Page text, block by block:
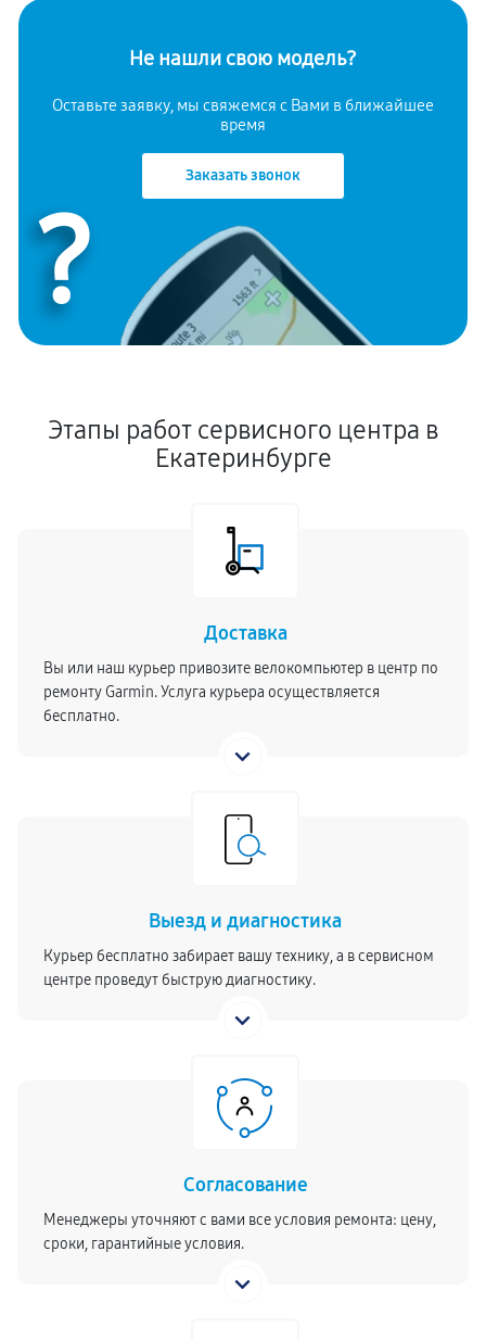
Не нашли свою модель?
Оставьте заявку, мы свяжемся с Вами в ближайшее
время
Заказать звонок
?
Этапы работ сервисного центра в
Екатеринбурге
Доставка
Вы или наш курьер привозите велокомпьютер в центр по
ремонту Garmin. Услуга курьера осуществляется
бесплатно.
Выезд и диагностика
Курьер бесплатно забирает вашу технику, а в сервисном
центре проведут быструю диагностику.
Согласование
Менеджеры уточняют с вами все условия ремонта: цену,
сроки, гарантийные условия.